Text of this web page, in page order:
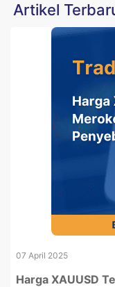
Artikel
07 April 2025
Harga XAUUSD